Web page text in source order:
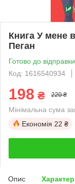
Книга У мене
Пеган
Готово до
Код: 1616540934
198 ₴ 220 ₴
Мінімальна сума
Економія 22 ₴
Опис